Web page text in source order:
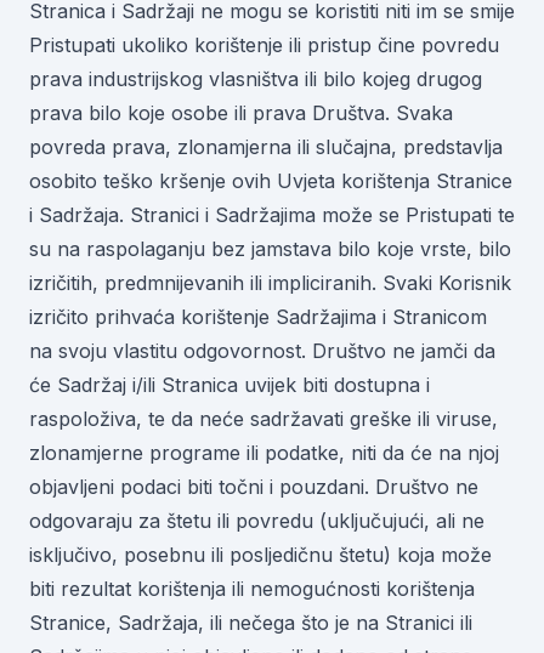
Stranica i Sadržaji ne mogu se koristiti niti im se smije
Pristupati ukoliko korištenje ili pristup čine povredu
prava industrijskog vlasništva ili bilo kojeg drugog
prava bilo koje osobe ili prava Društva. Svaka
povreda prava, zlonamjerna ili slučajna, predstavlja
osobito teško kršenje ovih Uvjeta korištenja Stranice
i Sadržaja. Stranici i Sadržajima može se Pristupati te
su na raspolaganju bez jamstava bilo koje vrste, bilo
izričitih, predmnijevanih ili impliciranih. Svaki Korisnik
izričito prihvaća korištenje Sadržajima i Stranicom
na svoju vlastitu odgovornost. Društvo ne jamči da
će Sadržaj i/ili Stranica uvijek biti dostupna i
raspoloživa, te da neće sadržavati greške ili viruse,
zlonamjerne programe ili podatke, niti da će na njoj
objavljeni podaci biti točni i pouzdani. Društvo ne
odgovaraju za štetu ili povredu (uključujući, ali ne
isključivo, posebnu ili posljedičnu štetu) koja može
biti rezultat korištenja ili nemogućnosti korištenja
Stranice, Sadržaja, ili nečega što je na Stranici ili